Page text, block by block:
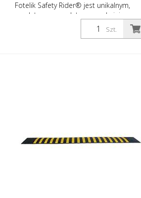
Fotelik Safety Rider® jest unikalnym,
modułowym modułem uspokajającym
ruch, który spowalnia ruch, jednocześnie
utrzymując jego ciągły przebieg. Guzik
dobrze widoczne w złych warunkach
pogodowych i w nocy - są łatwe do
Szt.